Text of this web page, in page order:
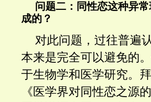
问题二：同性恋这种异
成的？
对此问题，过往普遍
本来是完全可以避免的
于生物学和医学研究。
《医学界对同性恋之源